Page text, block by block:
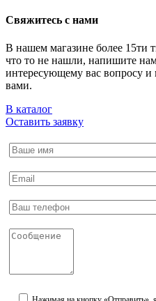
Свяжитесь с нами
В нашем магазине более 15ти
что то не нашли, напишите нам
интересующему вас вопросу и
вами.
В каталог
Оставить заявку